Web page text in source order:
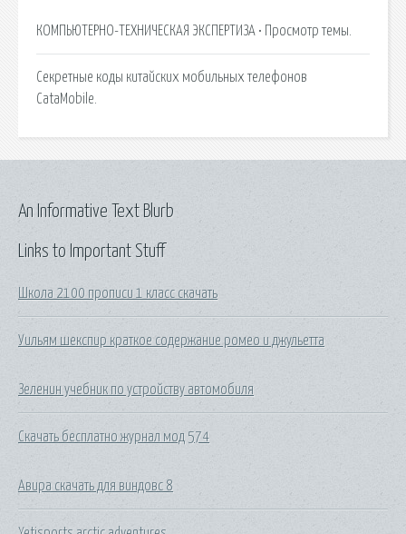
КОМПЬЮТЕРНО-ТЕХНИЧЕСКАЯ ЭКСПЕРТИЗА • Просмотр темы.
Секретные коды китайских мобильных телефонов
CataMobile.
Links to Important Stuff
Школа 2100 прописи 1 класс скачать
Уильям шекспир краткое содержание ромео и джульетта
Зеленин учебник по устройству автомобиля
Скачать бесплатно журнал мод 574
Авира скачать для виндовс 8
An Informative Text Blurb